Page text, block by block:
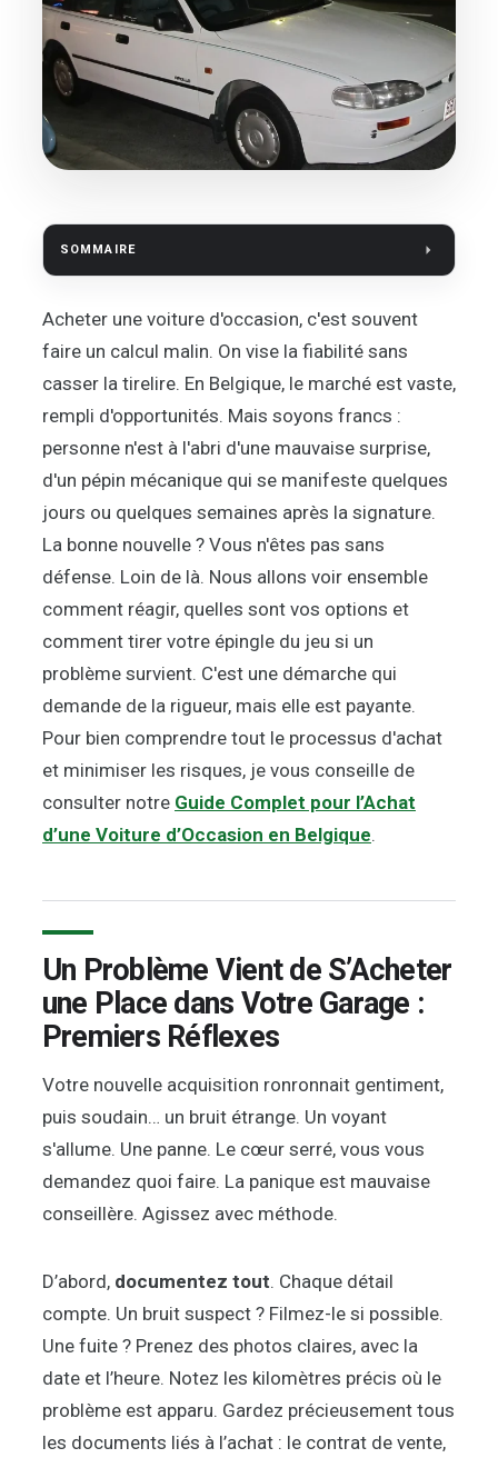
SOMMAIRE
Acheter une voiture d'occasion, c'est souvent
faire un calcul malin. On vise la fiabilité sans
casser la tirelire. En Belgique, le marché est vaste,
rempli d'opportunités. Mais soyons francs :
personne n'est à l'abri d'une mauvaise surprise,
d'un pépin mécanique qui se manifeste quelques
jours ou quelques semaines après la signature.
La bonne nouvelle ? Vous n'êtes pas sans
défense. Loin de là. Nous allons voir ensemble
comment réagir, quelles sont vos options et
comment tirer votre épingle du jeu si un
problème survient. C'est une démarche qui
demande de la rigueur, mais elle est payante.
Pour bien comprendre tout le processus d'achat
et minimiser les risques, je vous conseille de
consulter notre Guide Complet pour l’Achat
d’une Voiture d’Occasion en Belgique.
Un Problème Vient de S’Acheter
une Place dans Votre Garage :
Premiers Réflexes
Votre nouvelle acquisition ronronnait gentiment,
puis soudain… un bruit étrange. Un voyant
s'allume. Une panne. Le cœur serré, vous vous
demandez quoi faire. La panique est mauvaise
conseillère. Agissez avec méthode.
D’abord, documentez tout. Chaque détail
compte. Un bruit suspect ? Filmez-le si possible.
Une fuite ? Prenez des photos claires, avec la
date et l’heure. Notez les kilomètres précis où le
problème est apparu. Gardez précieusement tous
les documents liés à l’achat : le contrat de vente,